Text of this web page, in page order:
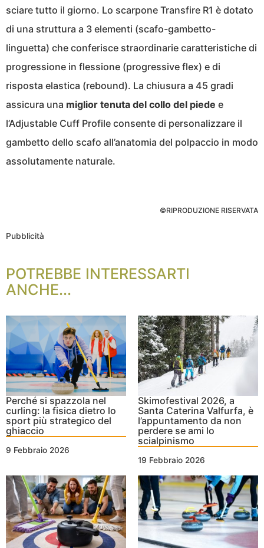
sciare tutto il giorno. Lo scarpone Transfire R1 è dotato
di una struttura a 3 elementi (scafo-gambetto-
linguetta) che conferisce straordinarie caratteristiche di
progressione in flessione (progressive flex) e di
risposta elastica (rebound). La chiusura a 45 gradi
assicura una miglior tenuta del collo del piede e
l’Adjustable Cuff Profile consente di personalizzare il
gambetto dello scafo all’anatomia del polpaccio in modo
assolutamente naturale.
©RIPRODUZIONE RISERVATA
Pubblicità
POTREBBE INTERESSARTI
ANCHE...
Perché si spazzola nel
curling: la fisica dietro lo
sport più strategico del
ghiaccio
9 Febbraio 2026
Skimofestival 2026, a
Santa Caterina Valfurfa, è
l’appuntamento da non
perdere se ami lo
scialpinismo
19 Febbraio 2026